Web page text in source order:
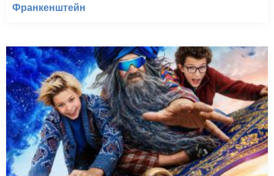
Франкенштейн